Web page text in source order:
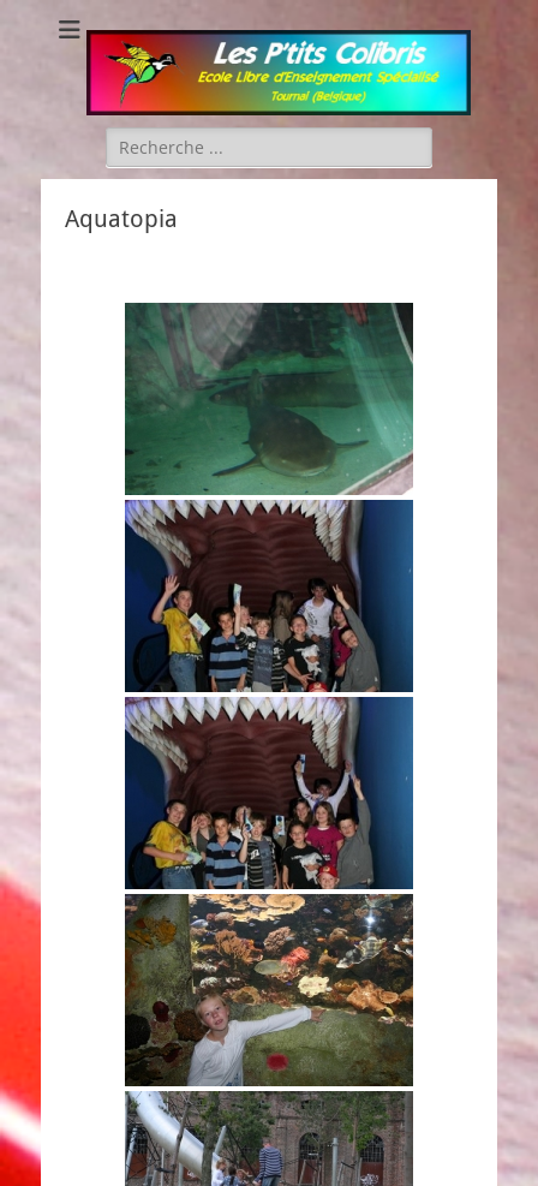
Les P'tits Colibris
Rechercher :
Aquatopia